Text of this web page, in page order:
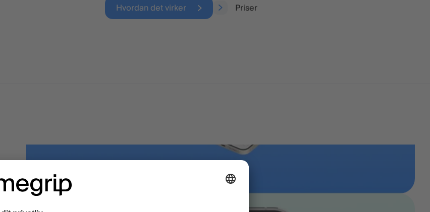
Hvordan det virker Priser